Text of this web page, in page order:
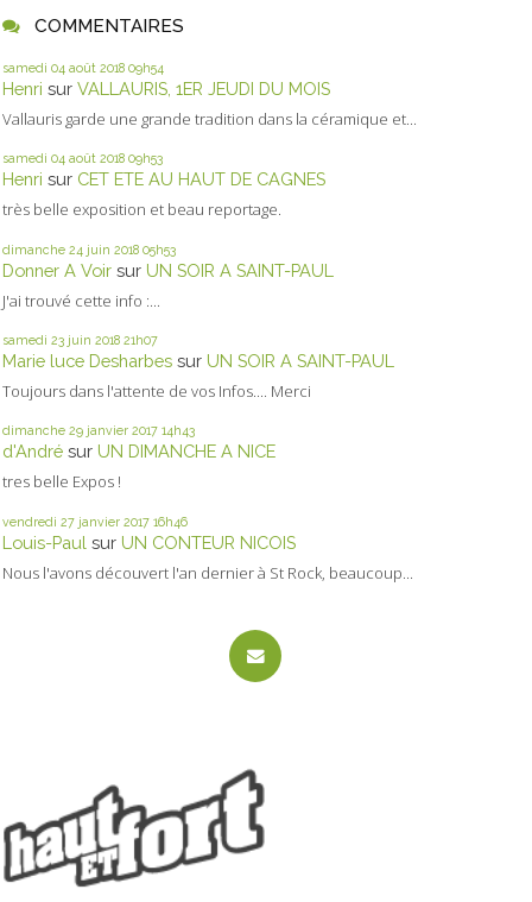
COMMENTAIRES
samedi 04 août 2018 09h54
Henri sur VALLAURIS, 1ER JEUDI DU MOIS
Vallauris garde une grande tradition dans la céramique et...
samedi 04 août 2018 09h53
Henri sur CET ETE AU HAUT DE CAGNES
très belle exposition et beau reportage.
dimanche 24 juin 2018 05h53
Donner A Voir sur UN SOIR A SAINT-PAUL
J'ai trouvé cette info :...
samedi 23 juin 2018 21h07
Marie luce Desharbes sur UN SOIR A SAINT-PAUL
Toujours dans l'attente de vos Infos.... Merci
dimanche 29 janvier 2017 14h43
d'André sur UN DIMANCHE A NICE
tres belle Expos !
vendredi 27 janvier 2017 16h46
Louis-Paul sur UN CONTEUR NICOIS
Nous l'avons découvert l'an dernier à St Rock, beaucoup...